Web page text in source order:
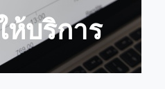
ห้บริการ